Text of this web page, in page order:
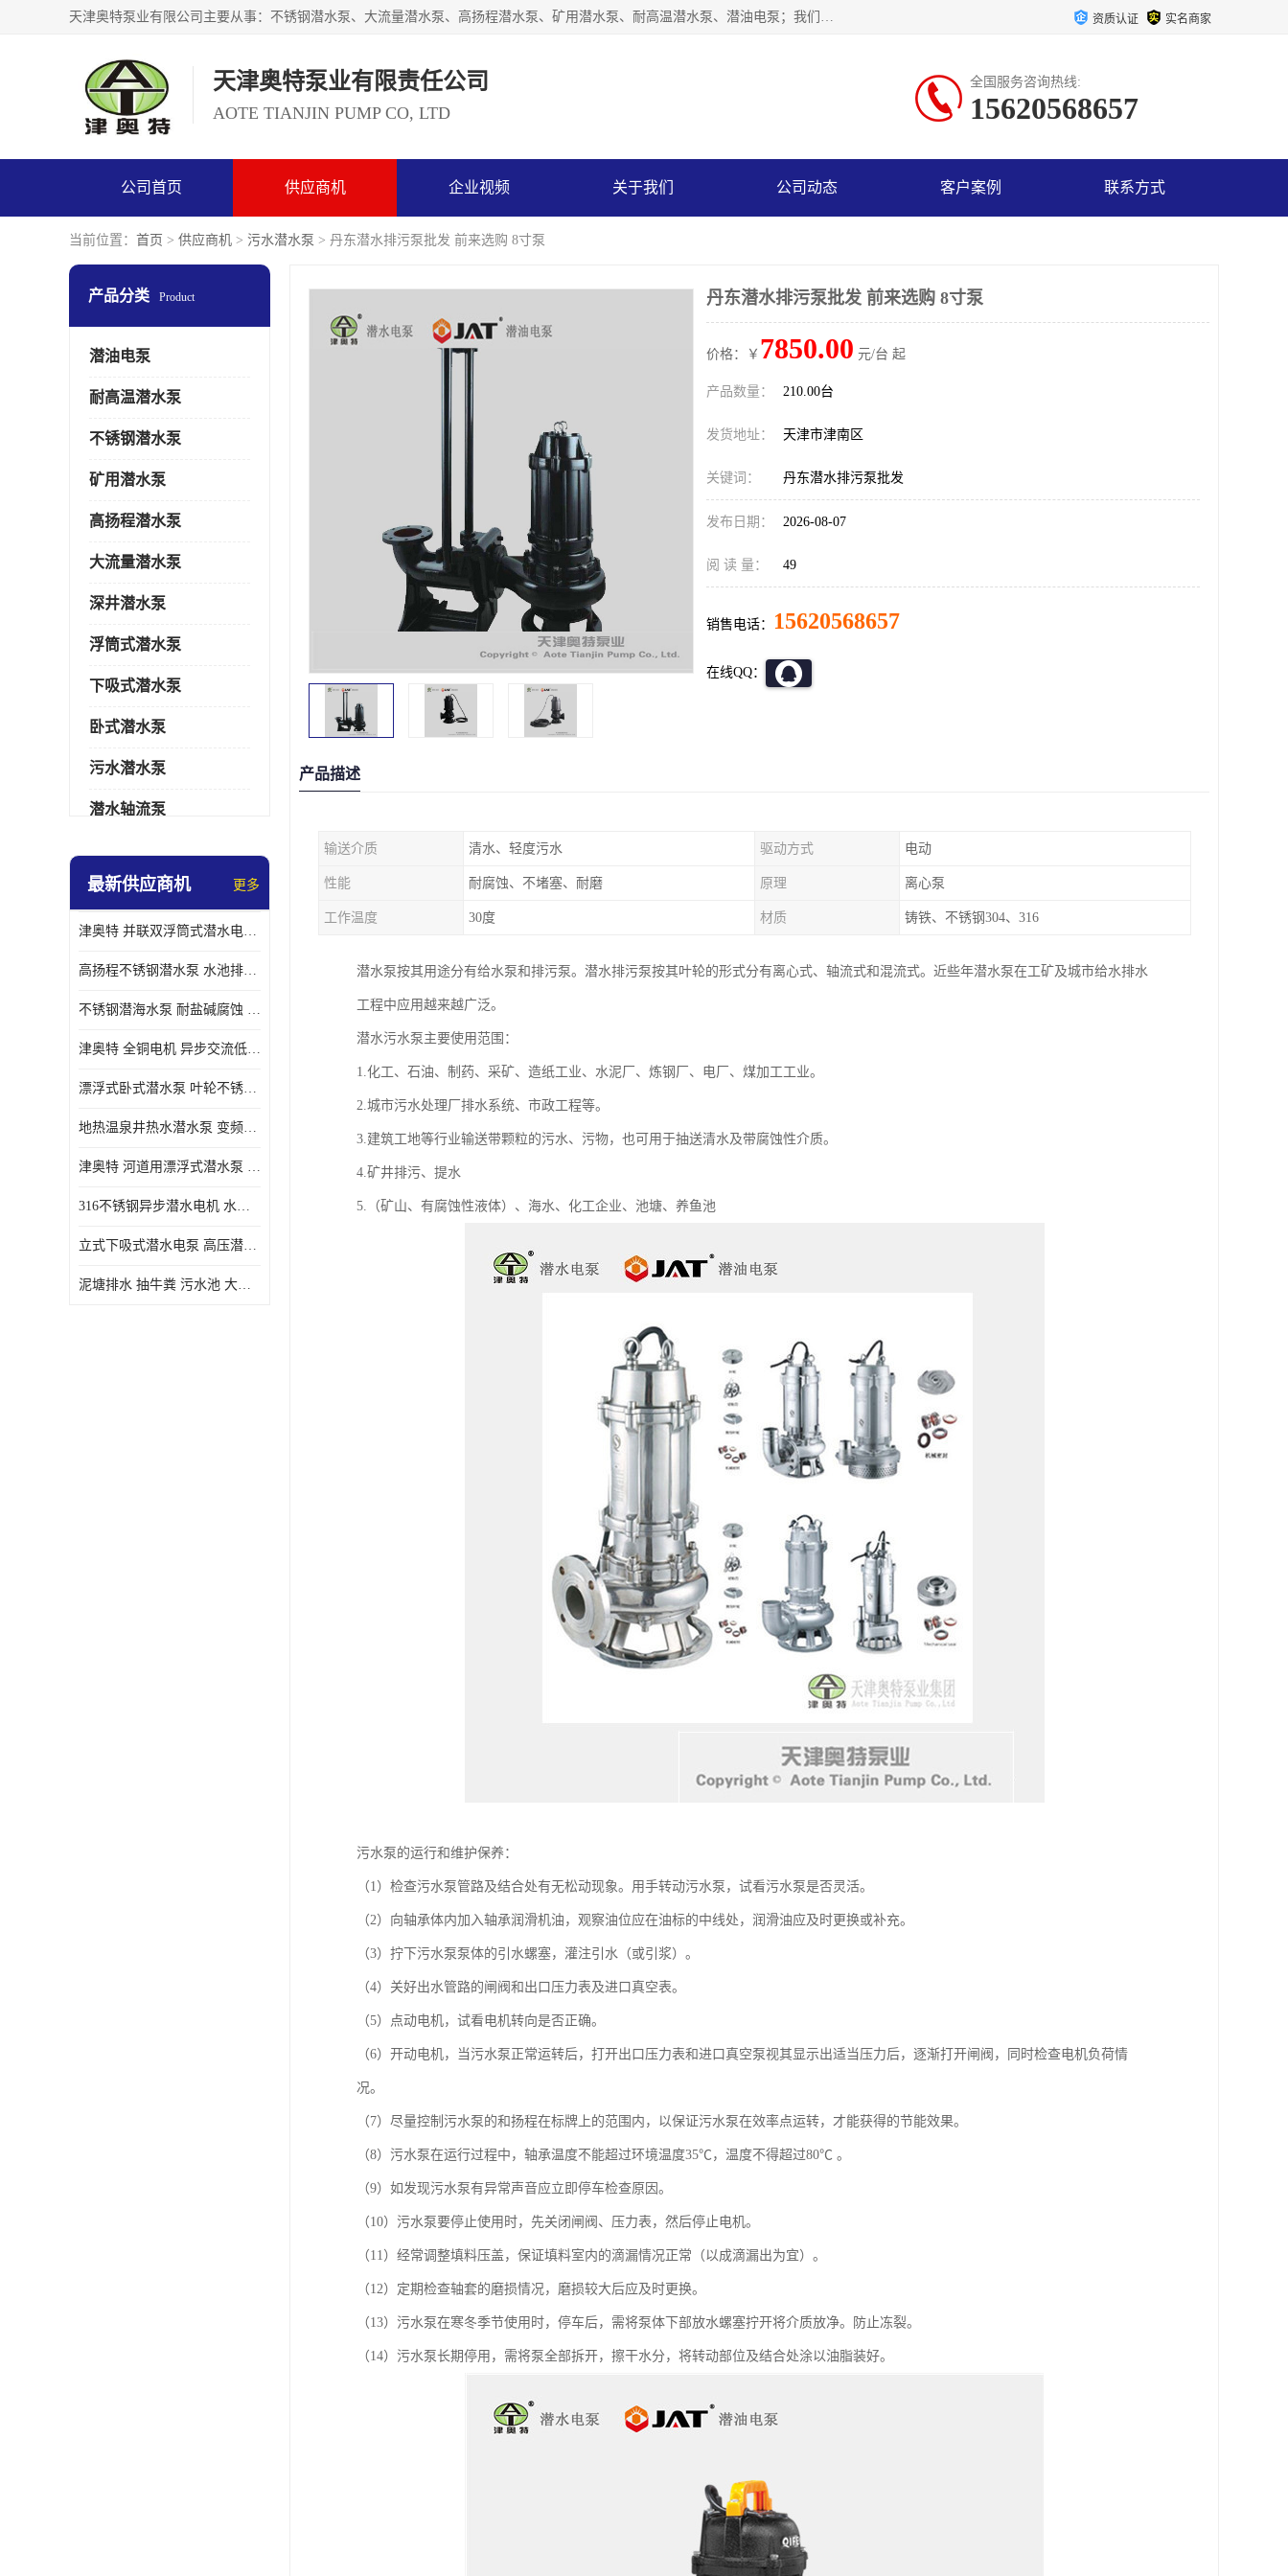
天津奥特泵业有限公司主要从事：不锈钢潜水泵、大流量潜水泵、高扬程潜水泵、矿用潜水泵、耐高温潜水泵、潜油电泵；我们以开发研制生产各种用途的水泵为主，历经十多年艰苦创业，已成为总资产达伍仟多万元，占地面积1万多平方米，年生产能力几百万（台）套，形成集设计研发、制造安装、技术服务于一体的现代规模型企业。 资质认证 实名商家
天津奥特泵业有限责任公司
AOTE TIANJIN PUMP CO, LTD
全国服务咨询热线:
15620568657
公司首页 供应商机 企业视频 关于我们 公司动态 客户案例 联系方式
当前位置： 首页 > 供应商机 > 污水潜水泵 > 丹东潜水排污泵批发 前来选购 8寸泵
产品分类 Product
潜油电泵
耐高温潜水泵
不锈钢潜水泵
矿用潜水泵
高扬程潜水泵
大流量潜水泵
深井潜水泵
浮筒式潜水泵
下吸式潜水泵
卧式潜水泵
污水潜水泵
潜水轴流泵
螺旋离心泵
控制柜
最新供应商机 更多
津奥特 并联双浮筒式潜水电泵 矿山抢险泵 大流量卧式安装 可提供定制
高扬程不锈钢潜水泵 水池排水 变频 井用潜水电泵供应 能耗低 工厂批发
不锈钢潜海水泵 耐盐碱腐蚀 大流量 立式卧式下吸式安装 厂家定制
津奥特 全铜电机 异步交流低压潜水电机 运行稳定售后质保 致电咨询
漂浮式卧式潜水泵 叶轮不锈钢材质 大流量 变频抽水泵 厂家质保售后
地热温泉井热水潜水泵 变频不锈钢 130直径油泵 高温深井泵 津奥特
津奥特 河道用漂浮式潜水泵 不锈钢泵轴 大口径大流量 产品可定制
316不锈钢异步潜水电机 水冷式 可连续运行 定制功率电压 奥特泵业
立式下吸式潜水电泵 高压潜水排沙泵 大功率 深水施工作业 型号可定制
泥塘排水 抽牛粪 污水池 大口径潜水螺旋离心泵 材质特征 奥特泵业
丹东潜水排污泵批发 前来选购 8寸泵
价格：￥ 7850.00 元/台 起
产品数量： 210.00台
发货地址： 天津市津南区
关键词： 丹东潜水排污泵批发
发布日期： 2026-08-07
阅 读 量： 49
销售电话： 15620568657
在线QQ：
产品描述
输送介质 清水、轻度污水 驱动方式 电动
性能 耐腐蚀、不堵塞、耐磨 原理 离心泵
工作温度 30度 材质 铸铁、不锈钢304、316
潜水泵按其用途分有给水泵和排污泵。潜水排污泵按其叶轮的形式分有离心式、轴流式和混流式。近些年潜水泵在工矿及城市给水排水
工程中应用越来越广泛。
潜水污水泵主要使用范围：
1.化工、石油、制药、采矿、造纸工业、水泥厂、炼钢厂、电厂、煤加工工业。
2.城市污水处理厂排水系统、市政工程等。
3.建筑工地等行业输送带颗粒的污水、污物，也可用于抽送清水及带腐蚀性介质。
4.矿井排污、提水
5.（矿山、有腐蚀性液体）、海水、化工企业、池塘、养鱼池
污水泵的运行和维护保养：
（1）检查污水泵管路及结合处有无松动现象。用手转动污水泵，试看污水泵是否灵活。
（2）向轴承体内加入轴承润滑机油，观察油位应在油标的中线处，润滑油应及时更换或补充。
（3）拧下污水泵泵体的引水螺塞，灌注引水（或引浆）。
（4）关好出水管路的闸阀和出口压力表及进口真空表。
（5）点动电机，试看电机转向是否正确。
（6）开动电机，当污水泵正常运转后，打开出口压力表和进口真空泵视其显示出适当压力后，逐渐打开闸阀，同时检查电机负荷情
况。
（7）尽量控制污水泵的和扬程在标牌上的范围内，以保证污水泵在效率点运转，才能获得的节能效果。
（8）污水泵在运行过程中，轴承温度不能超过环境温度35℃，温度不得超过80℃ 。
（9）如发现污水泵有异常声音应立即停车检查原因。
（10）污水泵要停止使用时，先关闭闸阀、压力表，然后停止电机。
（11）经常调整填料压盖，保证填料室内的滴漏情况正常（以成滴漏出为宜）。
（12）定期检查轴套的磨损情况，磨损较大后应及时更换。
（13）污水泵在寒冬季节使用时，停车后，需将泵体下部放水螺塞拧开将介质放净。防止冻裂。
（14）污水泵长期停用，需将泵全部拆开，擦干水分，将转动部位及结合处涂以油脂装好。